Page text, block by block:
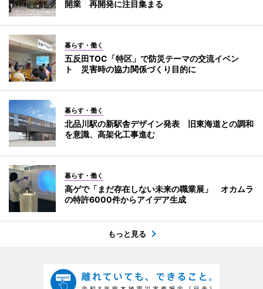
開業 再開発に注目集まる
暮らす・働く
五反田TOC「特区」で防災テーマの交流イベン
ト 災害時の協力関係づくり目的に
暮らす・働く
北品川駅の新駅舎デザイン発表 旧東海道との調和
を意識、高架化工事進む
暮らす・働く
高ゲで「まだ存在しない未来の職業展」 オカムラ
の特許6000件からアイデア生成
もっと見る